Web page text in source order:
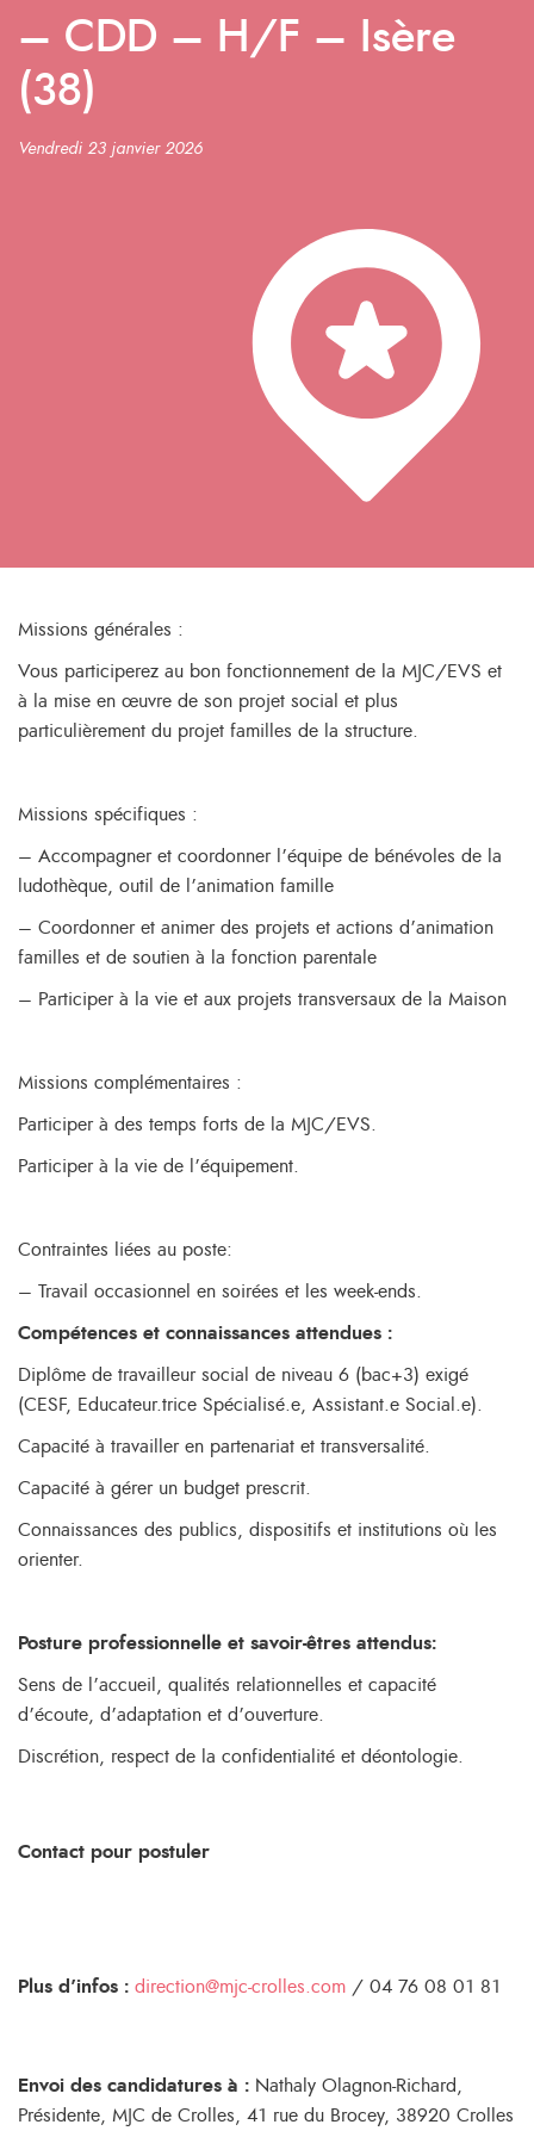
– CDD – H/F – Isère
(38)
Vendredi 23 janvier 2026
Missions générales :
Vous participerez au bon fonctionnement de la MJC/EVS et
à la mise en œuvre de son projet social et plus
particulièrement du projet familles de la structure.
Missions spécifiques :
– Accompagner et coordonner l’équipe de bénévoles de la
ludothèque, outil de l’animation famille
– Coordonner et animer des projets et actions d’animation
familles et de soutien à la fonction parentale
– Participer à la vie et aux projets transversaux de la Maison
Missions complémentaires :
Participer à des temps forts de la MJC/EVS.
Participer à la vie de l’équipement.
Contraintes liées au poste:
– Travail occasionnel en soirées et les week-ends.
Compétences et connaissances attendues :
Diplôme de travailleur social de niveau 6 (bac+3) exigé
(CESF, Educateur.trice Spécialisé.e, Assistant.e Social.e).
Capacité à travailler en partenariat et transversalité.
Capacité à gérer un budget prescrit.
Connaissances des publics, dispositifs et institutions où les
orienter.
Posture professionnelle et savoir-êtres attendus:
Sens de l’accueil, qualités relationnelles et capacité
d’écoute, d’adaptation et d’ouverture.
Discrétion, respect de la confidentialité et déontologie.
Contact pour postuler
Plus d’infos : direction@mjc-crolles.com / 04 76 08 01 81
Envoi des candidatures à : Nathaly Olagnon-Richard,
Présidente, MJC de Crolles, 41 rue du Brocey, 38920 Crolles